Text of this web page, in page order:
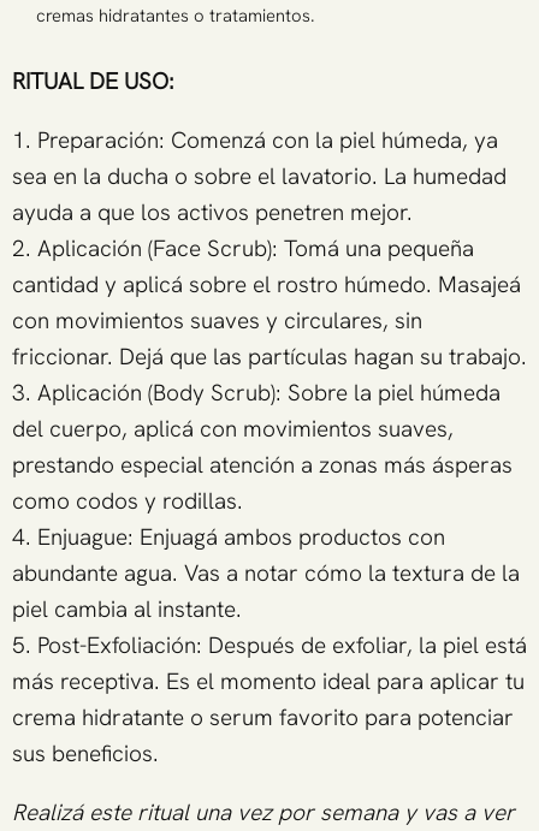
cremas hidratantes o tratamientos.
RITUAL DE USO:
1. Preparación: Comenzá con la piel húmeda, ya
sea en la ducha o sobre el lavatorio. La humedad
ayuda a que los activos penetren mejor.
2. Aplicación (Face Scrub): Tomá una pequeña
cantidad y aplicá sobre el rostro húmedo. Masajeá
con movimientos suaves y circulares, sin
friccionar. Dejá que las partículas hagan su trabajo.
3. Aplicación (Body Scrub): Sobre la piel húmeda
del cuerpo, aplicá con movimientos suaves,
prestando especial atención a zonas más ásperas
como codos y rodillas.
4. Enjuague: Enjuagá ambos productos con
abundante agua. Vas a notar cómo la textura de la
piel cambia al instante.
5. Post-Exfoliación: Después de exfoliar, la piel está
más receptiva. Es el momento ideal para aplicar tu
crema hidratante o serum favorito para potenciar
sus beneficios.
Realizá este ritual una vez por semana y vas a ver